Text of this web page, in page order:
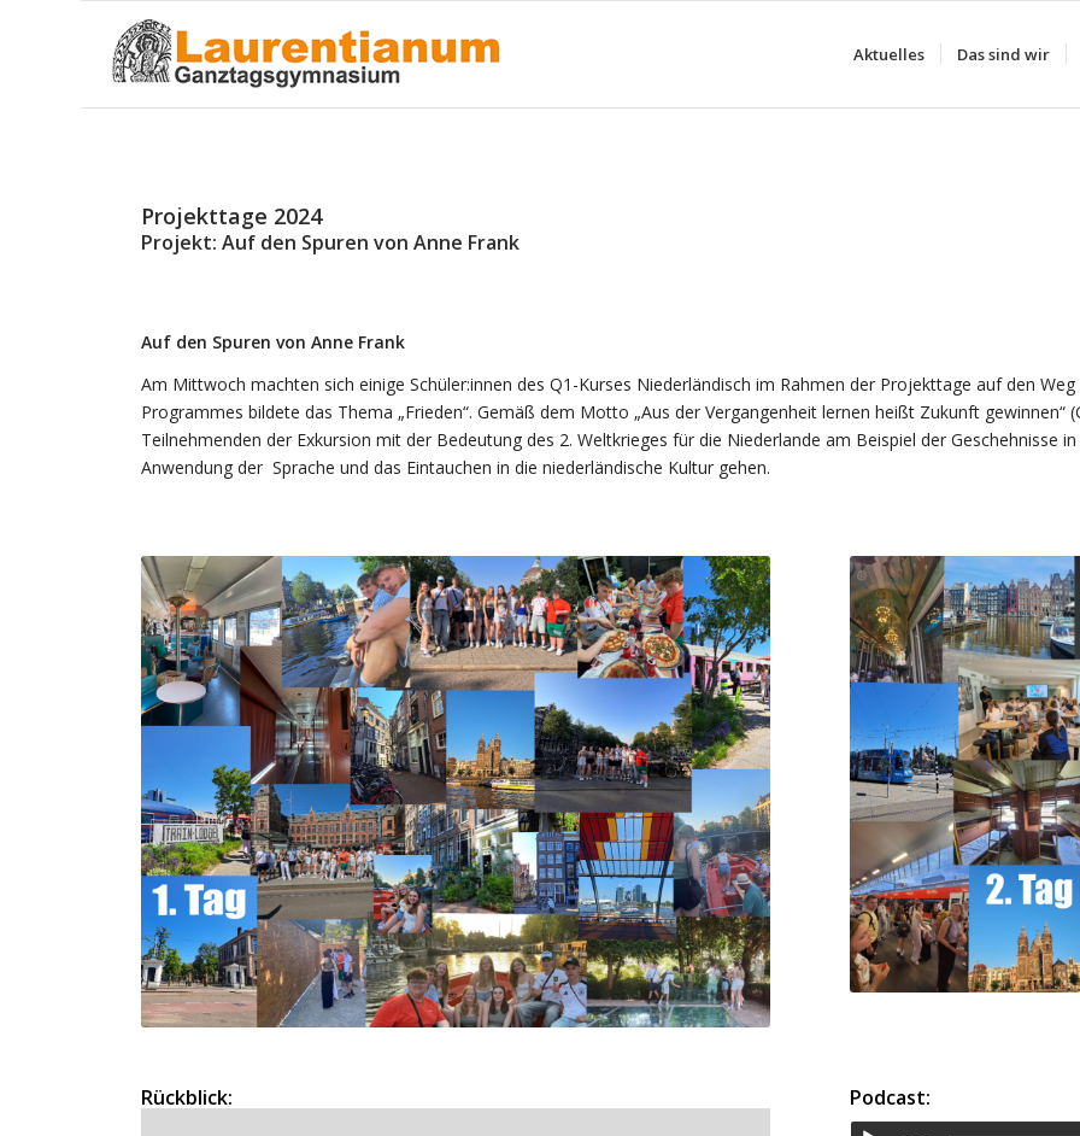
Aktuelles Das sind wir
Projekttage 2024
Projekt: Auf den Spuren von Anne Frank
Auf den Spuren von Anne Frank
Am Mittwoch machten sich einige Schüler:innen des Q1-Kurses Niederländisch im Rahmen der Projekttage auf den
Programmes bildete das Thema „Frieden“. Gemäß dem Motto „Aus der Vergangenheit lernen heißt Zukunft gewinnen“
Teilnehmenden der Exkursion mit der Bedeutung des 2. Weltkrieges für die Niederlande am Beispiel der Geschehnisse
Anwendung der Sprache und das Eintauchen in die niederländische Kultur gehen.
Rückblick: Podcast: